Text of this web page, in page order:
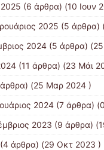
(6 άρθρα) (10 Ιουν
2025 (5 άρθρα)
2024 (5 άρθρα)
(11 άρθρα) (23 Μάι
(25 Μαρ 2024 )
2024 (7 άρθρα)
2023 (9 άρθρα)
(4 άρθρα) (29 Οκτ 2023 )